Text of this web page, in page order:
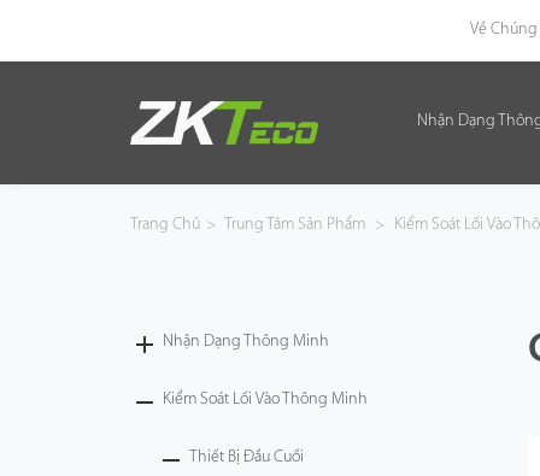
Về Chúng
Nhận Dạng
Kiểm Soát Lối Vào Thông Minh
Trang Chủ > Trung Tâm Sản Phẩm > Kiểm Soát Lối Vào
Nhận Dạng Thông Minh
Kiểm Soát Lối Vào Thông Minh
Thiết Bị Đầu Cuối